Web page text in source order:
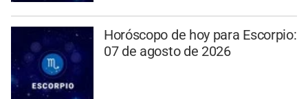
Horóscopo de hoy para Escorpio:
07 de agosto de 2026